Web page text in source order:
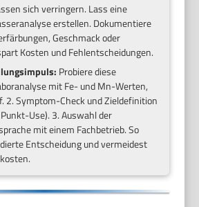
sich verringern. Lass eine
erstellen. Dokumentiere
Geschmack oder
Kosten und Fehlentscheidungen.
Probiere diese
mit Fe- und Mn-Werten,
2. Symptom-Check und Zieldefinition
Use). 3. Auswahl der
mit einem Fachbetrieb. So
Entscheidung und vermeidest